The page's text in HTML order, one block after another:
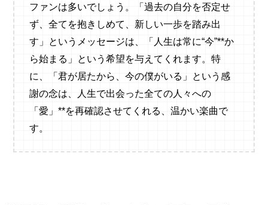
ファンは多いでしょう。「過去の自分を否定せ
ず、全てを抱きしめて、新しい一歩を踏み出
す」というメッセージは、「人生は常に“今”**か
ら始まる」という希望を与えてくれます。特
に、「君が居たから、今の僕がいる」という感
謝の念は、人生で出会った全ての人々への
「愛」**を再確認させてくれる、温かい楽曲で
す。